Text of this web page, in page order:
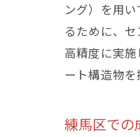
ング）を用
るために、
高精度に実
ート構造物を
練馬区での